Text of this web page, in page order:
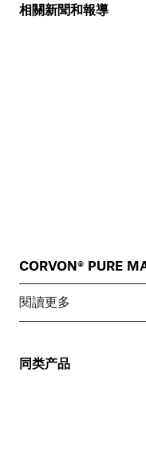
相關新聞和報導
CORVON® PURE
閱讀更多
同类产品